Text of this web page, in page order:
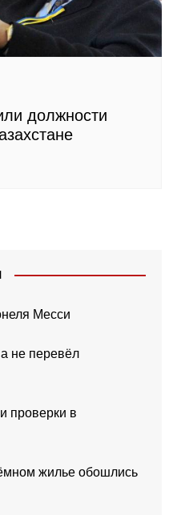
должности
Месси
не перевёл
проверки в
жилье обошлись